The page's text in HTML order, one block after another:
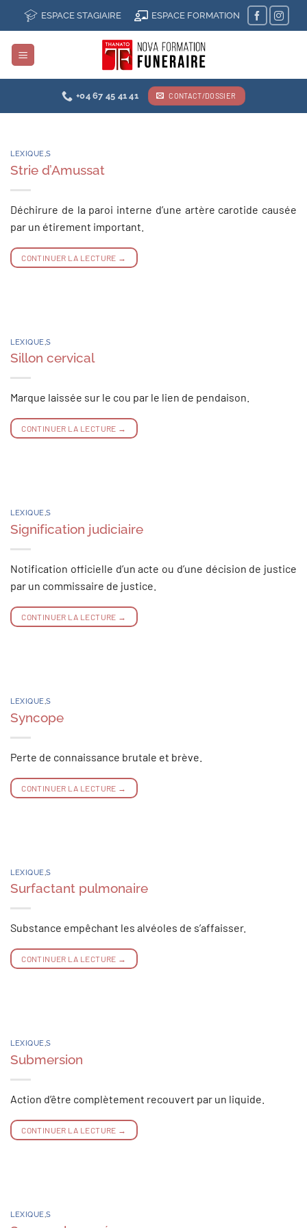
Passer
contenu
ESPACE STAGIAIRE ESPACE FORMATION
+04 67 45 41 41 CONTACT/DOSSIER
LEXIQUE,S
Strie d’Amussat
Déchirure de la paroi interne d’une artère carotide causée
par un étirement important.
CONTINUER LA LECTURE →
LEXIQUE ,S
Sillon cervical
Marque laissée sur le cou par le lien de pendaison.
CONTINUER LA LECTURE →
LEXIQUE,S
Signification judiciaire
Notification officielle d’un acte ou d’une décision de justice
par un commissaire de justice.
CONTINUER LA LECTURE →
LEXIQUE,S
Syncope
Perte de connaissance brutale et brève.
CONTINUER LA LECTURE →
LEXIQUE ,S
Surfactant pulmonaire
Substance empêchant les alvéoles de s’affaisser.
CONTINUER LA LECTURE →
LEXIQUE,S
Submersion
Action d’être complètement recouvert par un liquide.
CONTINUER LA LECTURE →
LEXIQUE,S